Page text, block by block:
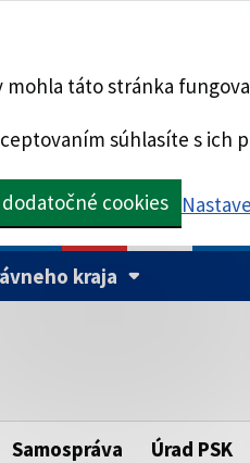
mohla táto stránka
súhlasíte s ich
cookies
kraja
samosprávneho kraja.
Samospráva Úrad PSK